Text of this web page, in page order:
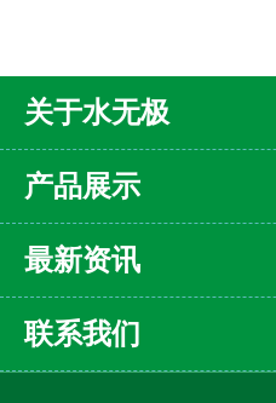
关于水无极
产品展示
最新资讯
联系我们